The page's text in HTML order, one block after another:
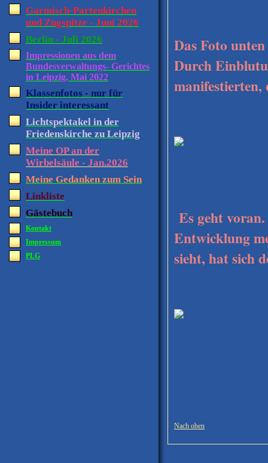
Garmisch-Partenkirchen
und Zugspitze - Juni 2026
Berlin - Juli 2026
Impressionen aus dem
Bundesverwaltungs- Gerichtes
in Leipzig, Mai 2022
Klassenfotos - nur für
Insider interessant
Lichtspektakel in der
Friedenskirche zu Leipzig
Meine OP an der
Wirbelsäule - Jan.2026
Meine Gedanken zum Sein
Linkliste
Gästebuch
Kontakt
Impressum
PLG
Das Foto
Durch
manifestierten,
Es geht
Entwicklung
sieht, hat sich
Nach oben